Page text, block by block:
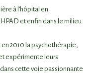
à l’hôpital en
et enfin dans le milieu
2010 la psychothérapie,
expérimente leurs
cette voie passionnante